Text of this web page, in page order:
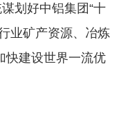
划好中铝集团“十
业矿产资源、冶炼
快建设世界一流优